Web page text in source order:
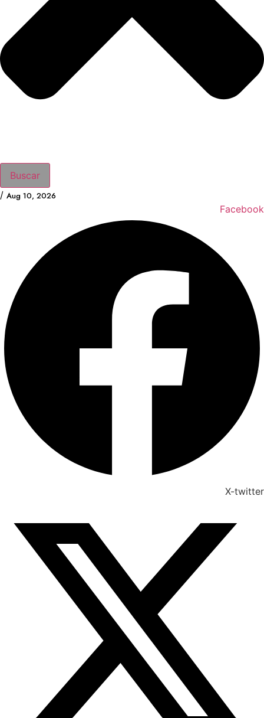
Buscar
/ Aug 10, 2026
Facebook
X-twitter